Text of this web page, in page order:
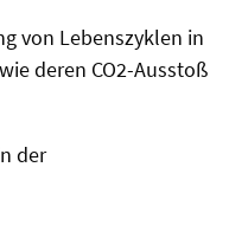
von Lebenszyklen in
deren CO2-Ausstoß
der